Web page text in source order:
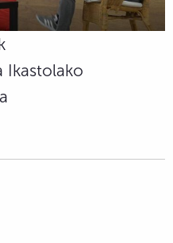
Ikastolako